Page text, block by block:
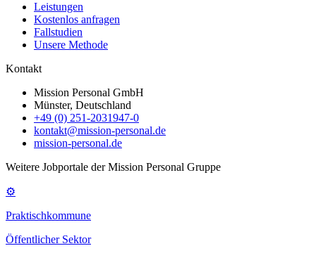
Leistungen
Kostenlos anfragen
Fallstudien
Unsere Methode
Kontakt
Mission Personal GmbH
Münster, Deutschland
+49 (0) 251-2031947-0
kontakt@mission-personal.de
mission-personal.de
Weitere Jobportale der Mission Personal Gruppe
⚙
Praktischkommune
Öffentlicher Sektor